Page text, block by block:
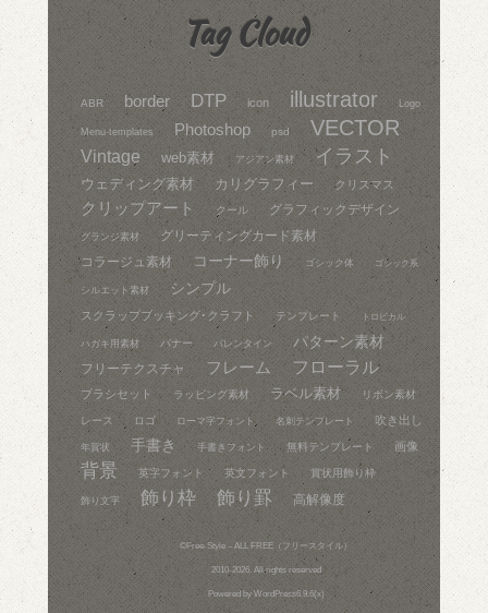
Tag Cloud
ABR border DTP icon illustrator Logo
Menu-templates Photoshop psd VECTOR
Vintage web素材 アジアン素材 イラスト
ウェディング素材 カリグラフィー クリスマス
クリップアート クール グラフィックデザイン
グランジ素材 グリーティングカード素材
コラージュ素材 コーナー飾り ゴシック体 ゴシック系
シルエット素材 シンプル
スクラップブッキング･クラフト テンプレート トロピカル
ハガキ用素材 バナー バレンタイン パターン素材
フリーテクスチャ フレーム フローラル
ブラシセット ラッピング素材 ラベル素材 リボン素材
レース ロゴ ローマ字フォント 名刺テンプレート 吹き出し
年賀状 手書き 手書きフォント 無料テンプレート 画像
背景 英字フォント 英文フォント 賞状用飾り枠
飾り文字 飾り枠 飾り罫 高解像度
©Free-Style – ALL FREE（フリースタイル）
2010-2026. All rights reserved
Powered by WordPress6.9.6(x)